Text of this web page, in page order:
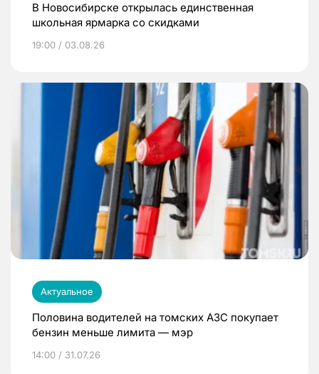
В Новосибирске открылась единственная
школьная ярмарка со скидками
19:00 / 03.08.26
Актуальное
Половина водителей на томских АЗС покупает
бензин меньше лимита — мэр
14:00 / 31.07.26